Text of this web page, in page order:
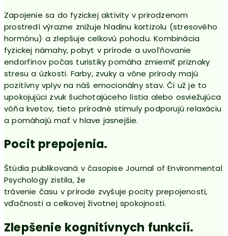
Zapojenie sa do fyzickej aktivity v prirodzenom
prostredí výrazne znižuje hladinu kortizolu (stresového
hormónu) a zlepšuje celkovú pohodu. Kombinácia
fyzickej námahy, pobyt v prírode a uvoľňovanie
endorfínov počas turistiky pomáha zmierniť príznaky
stresu a úzkosti. Farby, zvuky a vône prírody majú
pozitívny vplyv na náš emocionálny stav. Či už je to
upokojujúci zvuk šuchotajúceho lístia alebo osviežujúca
vôňa kvetov, tieto prírodné stimuly podporujú relaxáciu
a pomáhajú mať v hlave jasnejšie.
Pocit prepojenia.
Štúdia publikovaná v časopise Journal of Environmental
Psychology zistila, že
trávenie času v prírode zvyšuje pocity prepojenosti,
vďačnosti a celkovej životnej spokojnosti.
Zlepšenie kognitívnych funkcií.